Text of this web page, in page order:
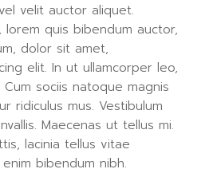
velit auctor aliquet.
lorem quis bibendum auctor,
dolor sit amet,
elit. In ut ullamcorper leo,
sociis natoque magnis
ridiculus mus. Vestibulum
Maecenas ut tellus mi.
lacinia tellus vitae
bibendum nibh.